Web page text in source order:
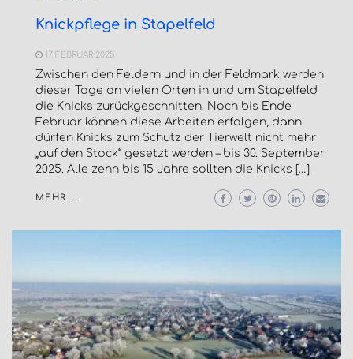
Knickpflege in Stapelfeld
17. FEBRUAR 2025
Zwischen den Feldern und in der Feldmark werden
dieser Tage an vielen Orten in und um Stapelfeld
die Knicks zurückgeschnitten. Noch bis Ende
Februar können diese Arbeiten erfolgen, dann
dürfen Knicks zum Schutz der Tierwelt nicht mehr
„auf den Stock“ gesetzt werden – bis 30. September
2025. Alle zehn bis 15 Jahre sollten die Knicks […]
MEHR ...